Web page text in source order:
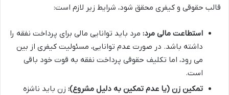
قالب حقوقی و کیفری محقق شود، شرایط زیر لازم است:
استطاعت مالی مرد: مرد باید توانایی مالی برای پرداخت نفقه را
داشته باشد. در صورت عدم توانایی، مسئولیت کیفری از بین
می رود، اما تکلیف حقوقی پرداخت نفقه به قوت خود باقی
است.
تمکین زن (یا عدم تمکین به دلیل مشروع): زن باید ناشزه